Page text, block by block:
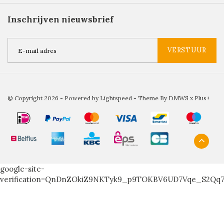
Inschrijven nieuwsbrief
VERSTUUR
© Copyright 2026 - Powered by Lightspeed - Theme By DMWS x Plus+
google-site-